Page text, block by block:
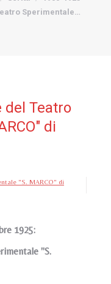
Sperimentale…
del Teatro
di
"S. MARCO" di
1925:
"S.